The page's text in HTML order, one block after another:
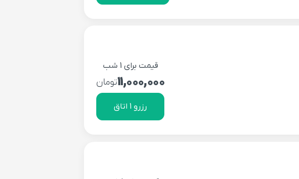
قیمت برای 1 شب
11,000,000تومان
رزرو 1 اتاق